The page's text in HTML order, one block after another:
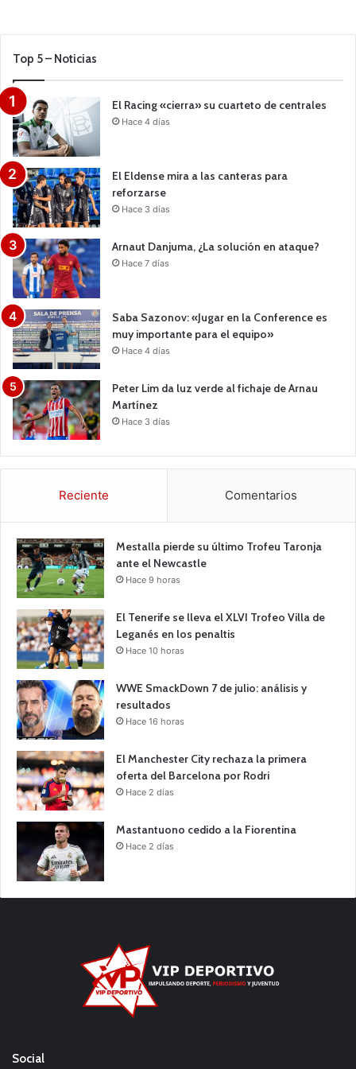
Top 5 – Noticias
El Racing «cierra» su cuarteto de centrales
Hace 4 días
El Eldense mira a las canteras para
reforzarse
Hace 3 días
Arnaut Danjuma, ¿La solución en ataque?
Hace 7 días
Saba Sazonov: «Jugar en la Conference es
muy importante para el equipo»
Hace 4 días
Peter Lim da luz verde al fichaje de Arnau
Martínez
Hace 3 días
Reciente Comentarios
Mestalla pierde su último Trofeu Taronja
ante el Newcastle
Hace 9 horas
El Tenerife se lleva el XLVI Trofeo Villa de
Leganés en los penaltis
Hace 10 horas
WWE SmackDown 7 de julio: análisis y
resultados
Hace 16 horas
El Manchester City rechaza la primera
oferta del Barcelona por Rodri
Hace 2 días
Mastantuono cedido a la Fiorentina
Hace 2 días
Social